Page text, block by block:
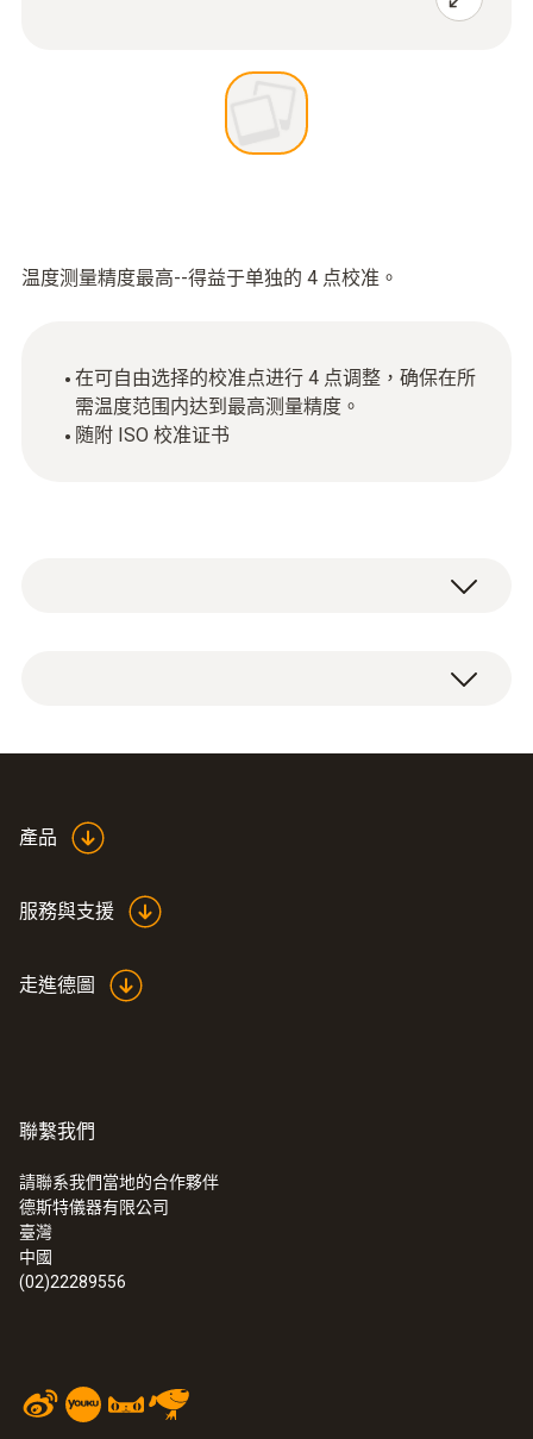
温度测量精度最高--得益于单独的 4 点校准。
在可自由选择的校准点进行 4 点调整，确保在所
需温度范围内达到最高测量精度。
随附 ISO 校准证书
4 点校准，包括 ISO 校准证书，校准点可自由
產品
服務與支援
走進德圖
聯繫我們
請聯系我們當地的合作夥伴
德斯特儀器有限公司
臺灣
中國
(02)22289556